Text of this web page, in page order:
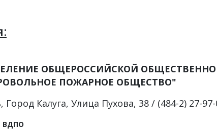
ОТДЕЛЕНИЕ ОБЩЕРОССИЙСКОЙ
ПОЖАРНОЕ ОБЩЕСТВО"
Город Калуга, Улица Пухова, 38 / (484-2) 27-
ВДПО